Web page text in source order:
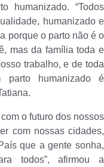
humanizado. “Todos
humanizado e
porque o parto não é o
mas da família toda e
trabalho, e de toda
humanizado é
o futuro dos nossos
com nossas cidades,
que a gente sonha,
todos”, afirmou a